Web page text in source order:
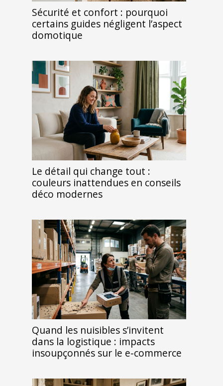
Sécurité et confort : pourquoi
certains guides négligent l’aspect
domotique
Le détail qui change tout :
couleurs inattendues en conseils
déco modernes
Quand les nuisibles s’invitent
dans la logistique : impacts
insoupçonnés sur le e-commerce